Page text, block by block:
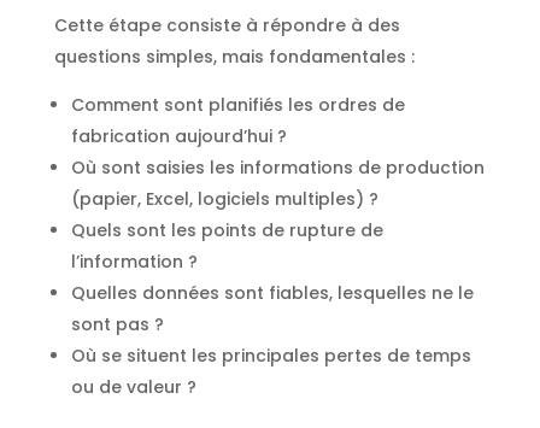
Cette étape consiste à répondre à des
questions simples, mais fondamentales :
Comment sont planifiés les ordres de
fabrication aujourd’hui ?
Où sont saisies les informations de production
(papier, Excel, logiciels multiples) ?
Quels sont les points de rupture de
l’information ?
Quelles données sont fiables, lesquelles ne le
sont pas ?
Où se situent les principales pertes de temps
ou de valeur ?